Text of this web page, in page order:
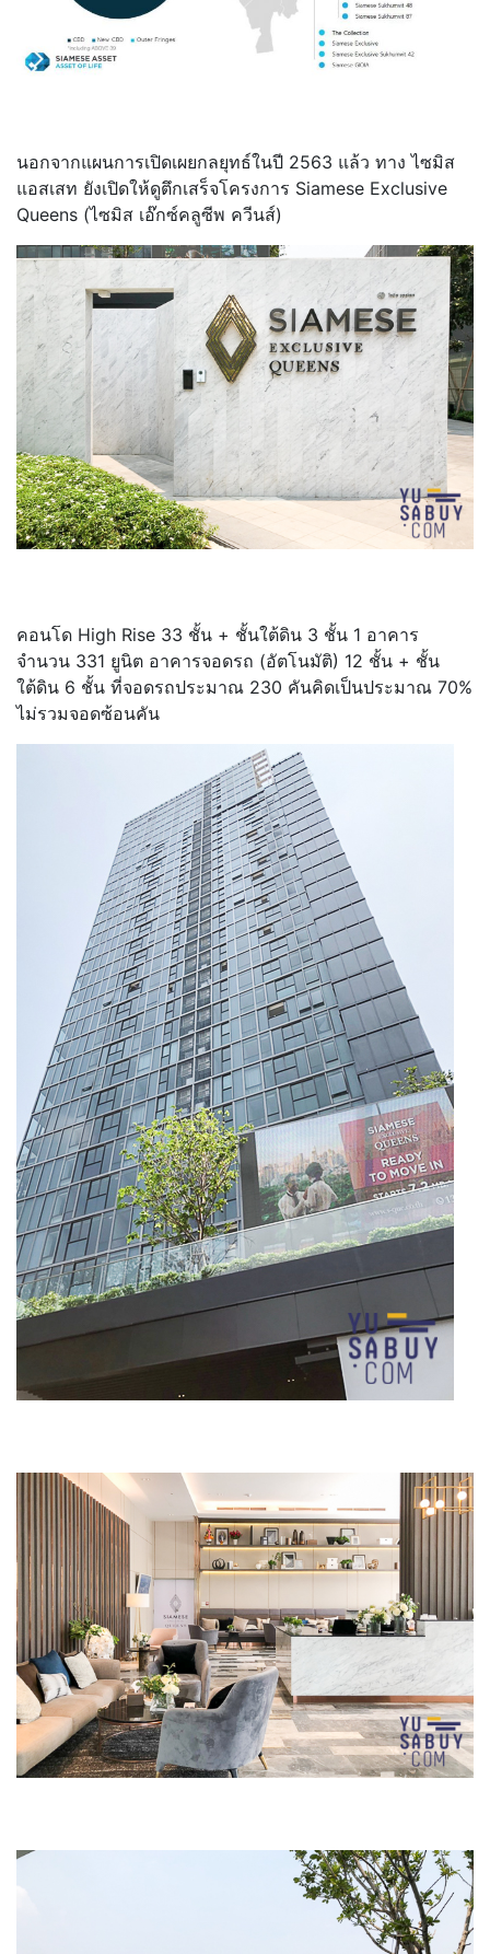
นอกจากแผนการเปิดเผยกลยุทธ์ในปี 2563 แล้ว ทาง ไซมิส
แอสเสท ยังเปิดให้ดูตึกเสร็จโครงการ Siamese Exclusive
Queens (ไซมิส เอ๊กซ์คลูซีพ ควีนส์)
คอนโด High Rise 33 ชั้น + ชั้นใต้ดิน 3 ชั้น 1 อาคาร
จำนวน 331 ยูนิต อาคารจอดรถ (อัตโนมัติ) 12 ชั้น + ชั้น
ใต้ดิน 6 ชั้น ที่จอดรถประมาณ 230 คันคิดเป็นประมาณ 70%
ไม่รวมจอดซ้อนคัน